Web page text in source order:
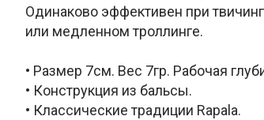
Одинаково эффективен при
или медленном троллинге.
• Размер 7см. Вес 7гр. Рабочая
• Конструкция из бальсы.
• Классические традиции Rapala.